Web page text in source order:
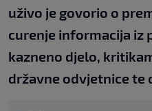
uživo je govorio o
curenje informacija iz
kazneno djelo,
državne odvjetnice te